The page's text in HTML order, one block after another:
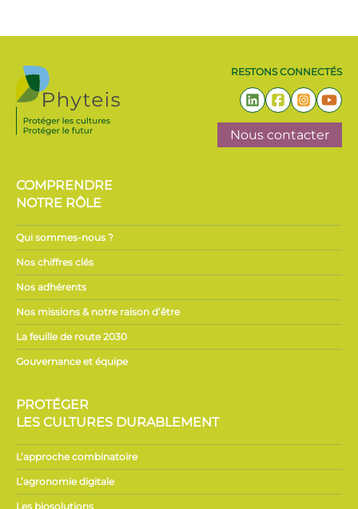
RESTONS CONNECTÉS
Nous contacter
COMPRENDRE
NOTRE RÔLE
Qui sommes-nous ?
Nos chiffres clés
Nos adhérents
Nos missions & notre raison d’être
La feuille de route 2030
Gouvernance et équipe
PROTÉGER
LES CULTURES DURABLEMENT
L’approche combinatoire
L’agronomie digitale
Les biosolutions